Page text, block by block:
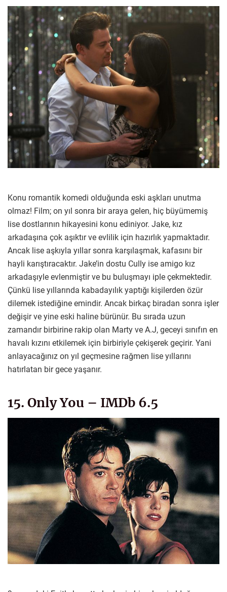
Konu romantik komedi olduğunda eski aşkları unutma
olmaz! Film; on yıl sonra bir araya gelen, hiç büyümemiş
lise dostlarının hikayesini konu ediniyor. Jake, kız
arkadaşına çok aşıktır ve evlilik için hazırlık yapmaktadır.
Ancak lise aşkıyla yıllar sonra karşılaşmak, kafasını bir
hayli karıştıracaktır. Jake’in dostu Cully ise amigo kız
arkadaşıyle evlenmiştir ve bu buluşmayı iple çekmektedir.
Çünkü lise yıllarında kabadayılık yaptığı kişilerden özür
dilemek istediğine emindir. Ancak birkaç biradan sonra işler
değişir ve yine eski haline bürünür. Bu sırada uzun
zamandır birbirine rakip olan Marty ve A.J, geceyi sınıfın en
havalı kızını etkilemek için birbiriyle çekişerek geçirir. Yani
anlayacağınız on yıl geçmesine rağmen lise yıllarını
hatırlatan bir gece yaşanır.
15. Only You – IMDb 6.5